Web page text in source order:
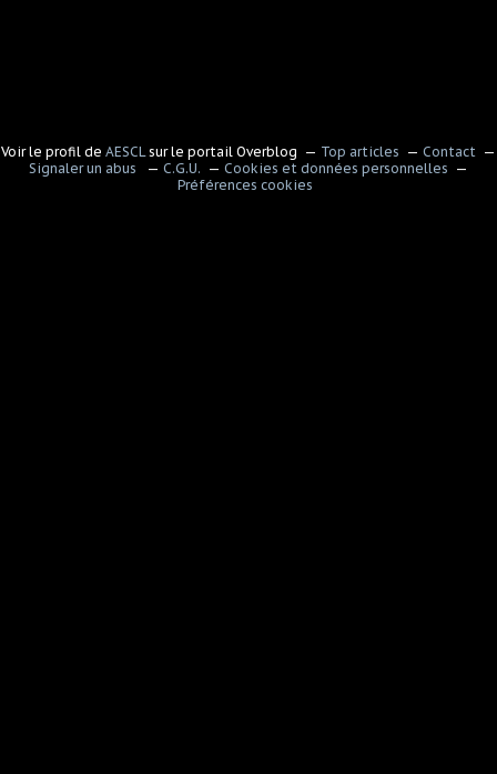
Voir le profil deAESCL sur le portail Overblog Top articles
Contact
Signaler un abus
C.G.U.
Cookies et données personnelles
Préférences cookies